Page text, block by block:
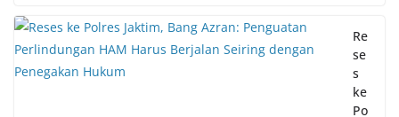
Re
se
s
ke
Po